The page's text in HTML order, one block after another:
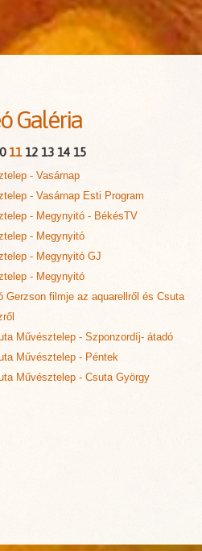
Galéria
11 12 13 14 15
- Vasárnap
- Vasárnap Esti Program
- Megynyitó - BékésTV
- Megynyitó
- Megynyitó GJ
- Megynyitó
Gerzson filmje az aquarellről és Csuta
Művésztelep - Szponzordíj- átadó
Művésztelep - Péntek
Művésztelep - Csuta György